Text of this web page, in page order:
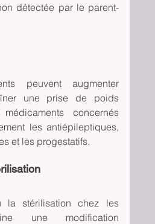
détectée par le parent-
peuvent augmenter
une prise de poids
concernés
les antiépileptiques,
et les progestatifs.
la stérilisation chez les
une modification